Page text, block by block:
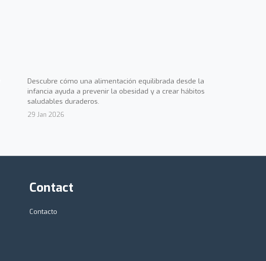
Descubre cómo una alimentación equilibrada desde la
infancia ayuda a prevenir la obesidad y a crear hábitos
saludables duraderos.
29 Jan 2026
Contact
Contacto